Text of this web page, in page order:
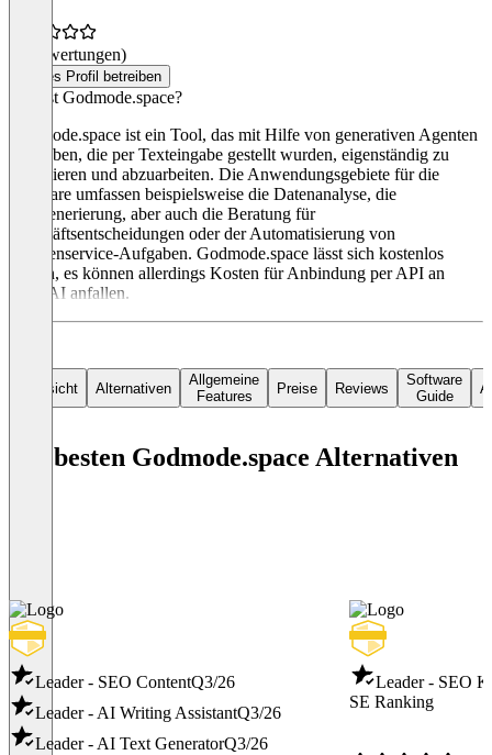
(0 Bewertungen)
Dieses Profil betreiben
Was ist Godmode.space?
Godmode.space ist ein Tool, das mit Hilfe von generativen Agenten
Aufgaben, die per Texteingabe gestellt wurden, eigenständig zu
priorisieren und abzuarbeiten. Die Anwendungsgebiete für die
Software umfassen beispielsweise die Datenanalyse, die
Textgenerierung, aber auch die Beratung für
Geschäftsentscheidungen oder der Automatisierung von
Kundenservice-Aufgaben. Godmode.space lässt sich kostenlos
nutzen, es können allerdings Kosten für Anbindung per API an
OpenAI anfallen.
Übersicht Alternativen
Allgemeine
Features
Preise Reviews
Software
Guide
Die besten Godmode.space Alternativen
Leader - SEO ContentQ3/26
Leader - AI Writing AssistantQ3/26
Leader - AI Text GeneratorQ3/26
Leader - SEO
SE Ranking